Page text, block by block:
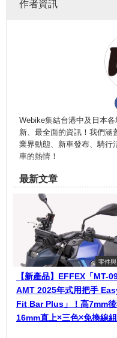
作者資訊
Webike集結台港中及日本
新、最全面的資訊！我們涵
業界動態、新車發布、騎行
車的熱情！
最新文章
零件
【新產品】EFFEX「MT-
AMT 2025年式用把手
Fit Bar Plus」！高7mm
16mm直上×三色×免換線組